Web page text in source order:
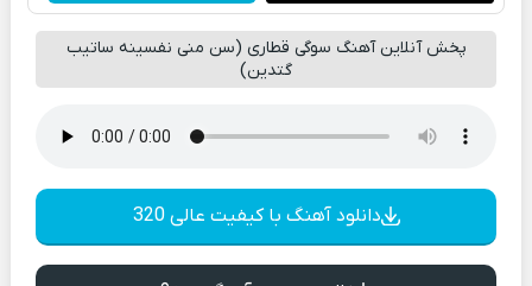
پخش آنلاین آهنگ سوگی قطاری (سن منی نفسینه ساتیب
گتدین)
دانلود آهنگ با کیفیت عالی 320